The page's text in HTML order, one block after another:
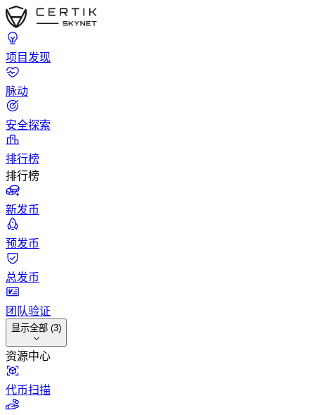
项目发现
脉动
安全探索
排行榜
排行榜
新发币
预发币
总发币
团队验证
显示全部 (3)
资源中心
代币扫描